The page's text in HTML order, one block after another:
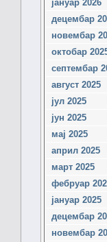
јануар 2026
децембар
новембар
октобар
септембар
август 2025
јул 2025
јун 2025
мај 2025
април 2025
март 2025
фебруар
јануар 2025
децембар
новембар